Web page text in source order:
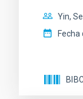
Yin,
Fecha